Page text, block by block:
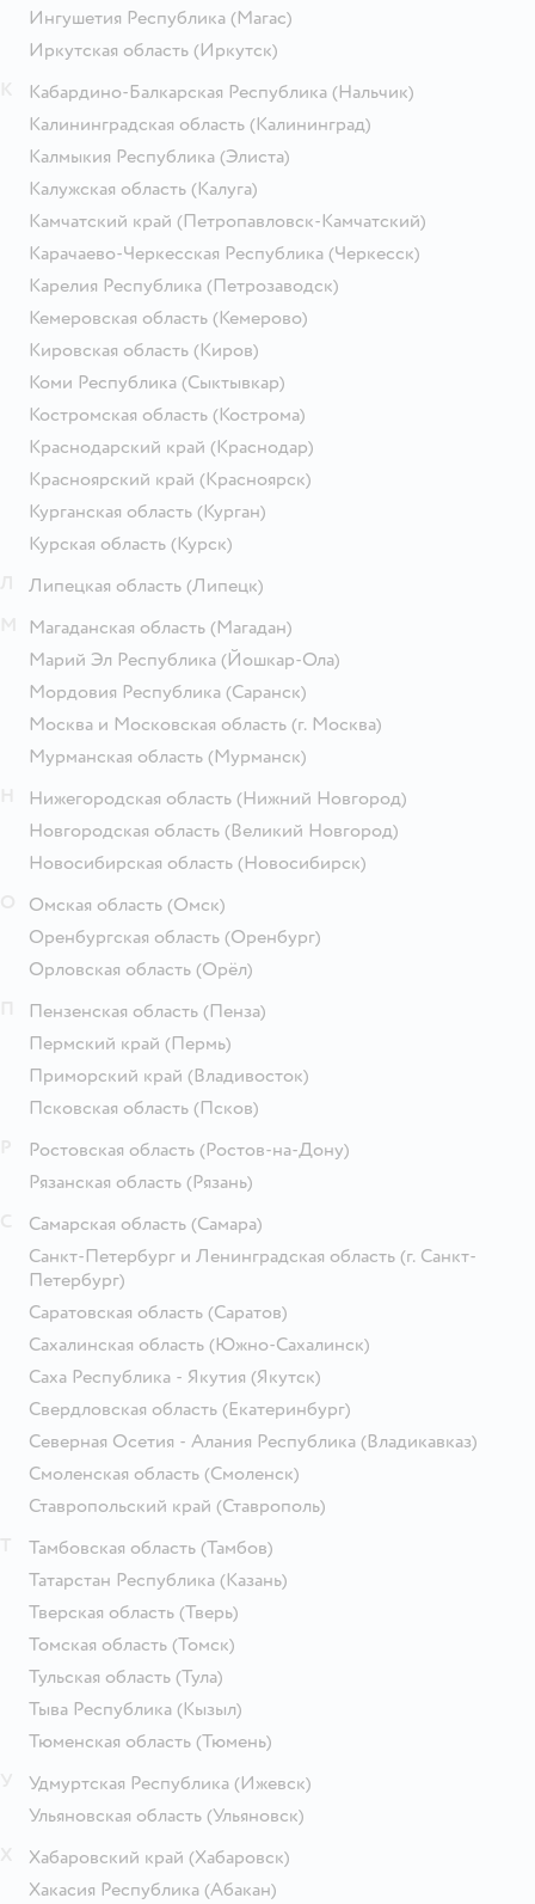
Ингушетия Республика (Магас)
Иркутская область (Иркутск)
Кабардино-Балкарская Республика (Нальчик)
Калининградская область (Калининград)
Калмыкия Республика (Элиста)
Калужская область (Калуга)
Камчатский край (Петропавловск-Камчатский)
Карачаево-Черкесская Республика (Черкесск)
Карелия Республика (Петрозаводск)
Кемеровская область (Кемерово)
Кировская область (Киров)
Коми Республика (Сыктывкар)
Костромская область (Кострома)
Краснодарский край (Краснодар)
Красноярский край (Красноярск)
Курганская область (Курган)
Курская область (Курск)
Липецкая область (Липецк)
Магаданская область (Магадан)
Марий Эл Республика (Йошкар-Ола)
Мордовия Республика (Саранск)
Москва и Московская область (г. Москва)
Мурманская область (Мурманск)
Нижегородская область (Нижний Новгород)
Новгородская область (Великий Новгород)
Новосибирская область (Новосибирск)
Омская область (Омск)
Оренбургская область (Оренбург)
Орловская область (Орёл)
Пензенская область (Пенза)
Пермский край (Пермь)
Приморский край (Владивосток)
Псковская область (Псков)
Ростовская область (Ростов-на-Дону)
Рязанская область (Рязань)
Самарская область (Самара)
Санкт-Петербург и Ленинградская область (г. Санкт-
Петербург)
Саратовская область (Саратов)
Сахалинская область (Южно-Сахалинск)
Саха Республика - Якутия (Якутск)
Свердловская область (Екатеринбург)
Северная Осетия - Алания Республика (Владикавказ)
Смоленская область (Смоленск)
Ставропольский край (Ставрополь)
Тамбовская область (Тамбов)
Татарстан Республика (Казань)
Тверская область (Тверь)
Томская область (Томск)
Тульская область (Тула)
Тыва Республика (Кызыл)
Тюменская область (Тюмень)
Удмуртская Республика (Ижевск)
Ульяновская область (Ульяновск)
Хабаровский край (Хабаровск)
Хакасия Республика (Абакан)